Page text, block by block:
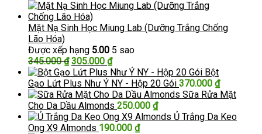
Mặt Nạ Sinh Học Miung Lab (Dưỡng Trắng Chống
Lão Hóa)
Được xếp hạng 5.00 5 sao
345.000₫ Giá
gốc
là:
345.000 ₫.
305.000 ₫Giá
hiện
tại
là:
305.000 ₫.
Bột
Gạo Lứt Plus Như Ý NY - Hộp 20 Gói 370.000 ₫
Sữa Rửa Mặt
Cho Da Dầu Almonds 250.000 ₫
Ủ Trắng Da Keo
Ong X9 Almonds 190.000 ₫